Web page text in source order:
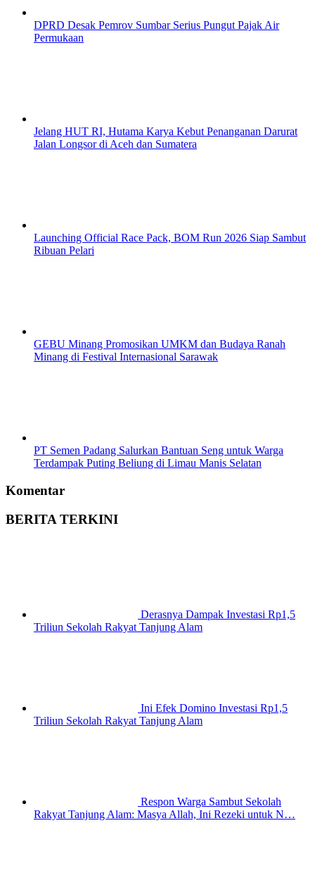
DPRD Desak Pemrov Sumbar Serius Pungut Pajak Air
Permukaan
Jelang HUT RI, Hutama Karya Kebut Penanganan Darurat
Jalan Longsor di Aceh dan Sumatera
Launching Official Race Pack, BOM Run 2026 Siap Sambut
Ribuan Pelari
GEBU Minang Promosikan UMKM dan Budaya Ranah
Minang di Festival Internasional Sarawak
PT Semen Padang Salurkan Bantuan Seng untuk Warga
Terdampak Puting Beliung di Limau Manis Selatan
Komentar
BERITA TERKINI
Derasnya Dampak Investasi Rp1,5
Triliun Sekolah Rakyat Tanjung Alam
Ini Efek Domino Investasi Rp1,5
Triliun Sekolah Rakyat Tanjung Alam
Respon Warga Sambut Sekolah
Rakyat Tanjung Alam: Masya Allah, Ini Rezeki untuk N…